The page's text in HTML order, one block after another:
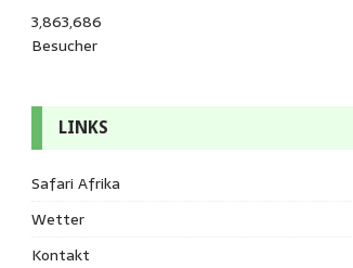
3,863,686
Besucher
LINKS
Safari Afrika
Wetter
Kontakt